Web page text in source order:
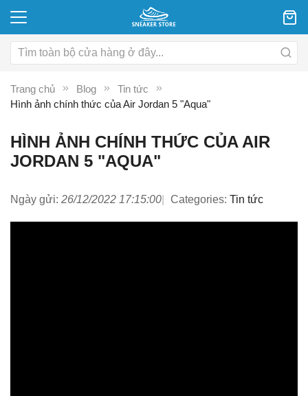
Trang chủ Blog
Tin tức
Hình ảnh chính thức của Air Jordan 5 "Aqua"
HÌNH ẢNH CHÍNH THỨC CỦA AIR
JORDAN 5 "AQUA"
Ngày gửi: 26/12/2022 17:15:00 Categories: Tin tức